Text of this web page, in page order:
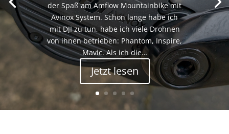
der Spaß am Amflow Mountainbike mit
Avinox System. Schon lange habe ich
mit DJI zu tun, habe ich viele Drohnen
von ihnen betrieben: Phantom, Inspire,
Mavic. Als ich die…
Jetzt lesen